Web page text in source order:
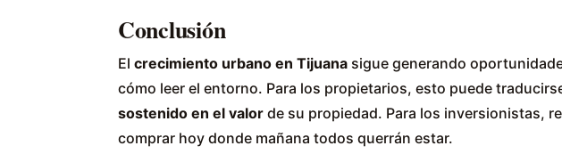
Conclusión
El crecimiento urbano en Tijuana sigue generando
cómo leer el entorno. Para los propietarios, esto puede
sostenido en el valor de su propiedad. Para los inversionistas,
comprar hoy donde mañana todos querrán estar.